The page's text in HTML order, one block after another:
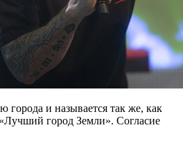
города и называется так же, как
город Земли». Согласие